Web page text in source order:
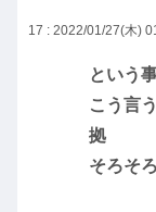
17 : 2022/01/27(木)
という
こう言
拠
そろそ